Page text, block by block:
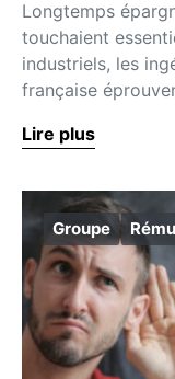
Longtemps
touchaient
industriels, les
française
Lire plus
Groupe